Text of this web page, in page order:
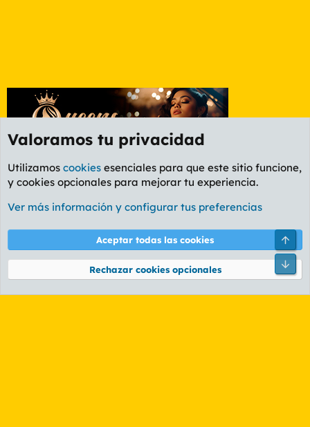
Etiquetas
Cookies
PL OLDSTYLE AMARILLO
Términos y reglas Política de privacidad Ayuda
Community platform by XenForo® © 2010-2026 XenForo Ltd.
Valoramos tu privacidad
Utilizamos cookies esenciales para que este sitio funcione,
y cookies opcionales para mejorar tu experiencia.
Ver más información y configurar tus preferencias
Aceptar todas las cookies
Rechazar cookies opcionales
Pie